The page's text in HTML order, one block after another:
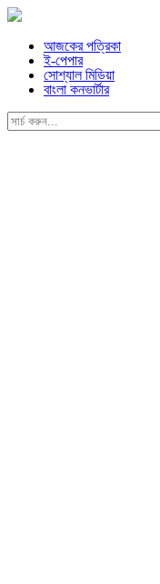
আজকের পত্রিকা
ই-পেপার
সোশ্যাল মিডিয়া
বাংলা কনভার্টার